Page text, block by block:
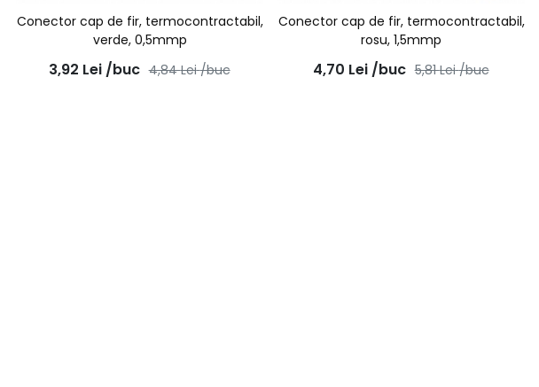
Conector cap de fir, termocontractabil,
verde, 0,5mmp
3,92 Lei /buc 4,84Lei /buc
Conector cap de fir, termocontractabil,
rosu, 1,5mmp
4,70 Lei /buc 5,81Lei /buc